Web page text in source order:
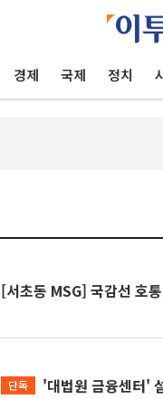
경제 국제 정치
[서초동 MSG] 국감선 호
단독 '대법원 금융센터'